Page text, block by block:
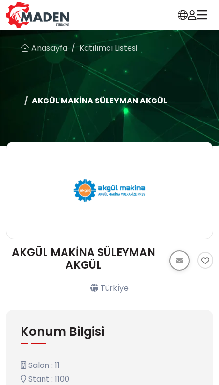
Anasayfa Katılımcı Listesi
AKGÜL MAKİNA SÜLEYMAN AKGÜL
AKGÜL MAKİNA SÜLEYMAN
AKGÜL
Türkı̇ye
Konum Bilgisi
Salon : 11
Stant : 1100